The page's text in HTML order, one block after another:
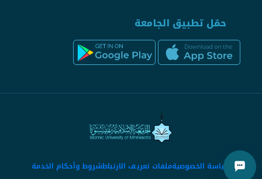
حمّل تطبيق الجامعة
سياسة الخصوصيةملفات تعريف الارتباطشروط وأحكام الخدمة